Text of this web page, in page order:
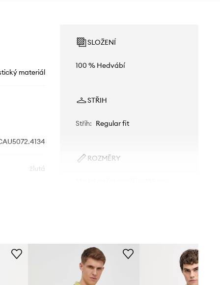
materiál
žlutá
SLOŽENÍ
100 % Hedvábí
STŘIH
Střih: Regular fit
ROZMĚRY
Tabulka velikosti